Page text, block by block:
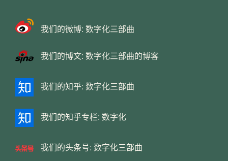
我们的微博: 数字化三部曲
我们的博文: 数字化三部曲的博客
我们的知乎: 数字化三部曲
我们的知乎专栏: 数字化
我们的头条号: 数字化三部曲